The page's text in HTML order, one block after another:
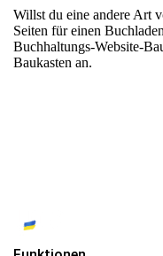
Willst du eine andere Art
Seiten füreinen
Buchhaltungs-Website-
Baukasten an.